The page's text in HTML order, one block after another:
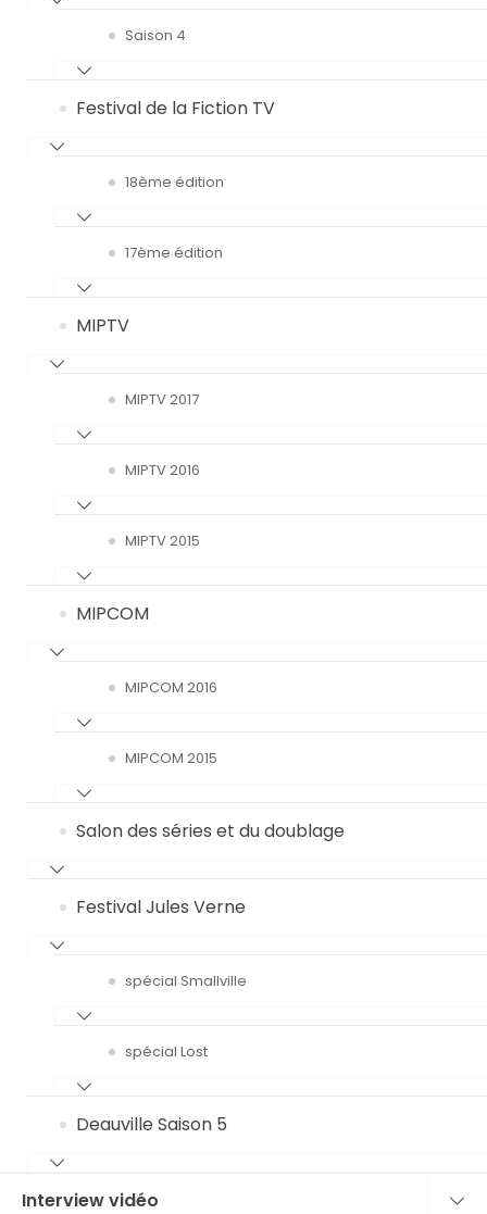
Saison 4
Festival de la Fiction TV
18ème édition
17ème édition
MIPTV
MIPTV 2017
MIPTV 2016
MIPTV 2015
MIPCOM
MIPCOM 2016
MIPCOM 2015
Salon des séries et du doublage
Festival Jules Verne
spécial Smallville
spécial Lost
Deauville Saison 5
Interview vidéo